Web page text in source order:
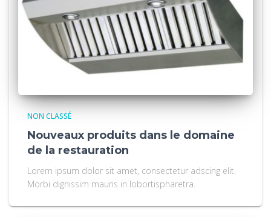
NON CLASSÉ
Nouveaux produits dans le domaine
de la restauration
Lorem ipsum dolor sit amet, consectetur adscing elit.
Morbi dignissim mauris in lobortispharetra.